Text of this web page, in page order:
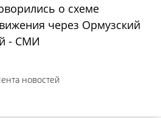
о схеме
через Ормузский
- СМИ
новостей